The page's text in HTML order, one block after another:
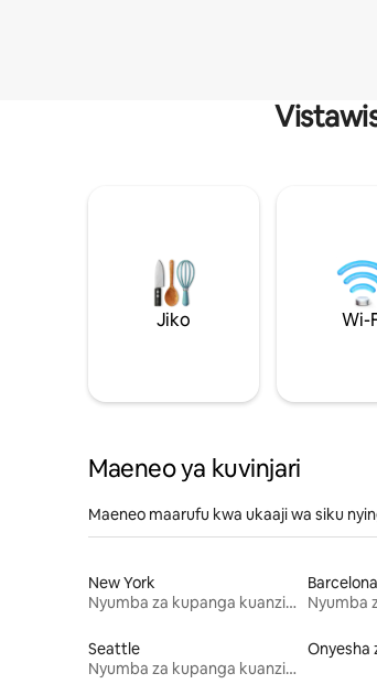
Jiko Wi-
Maeneo ya kuvinjari
Maeneo maarufu kwa ukaaji wa siku
New York
Nyumba za kupanga kuanzia mwezi mmoja
Barcelona
Seattle
Nyumba za kupanga kuanzia mwezi mmoja
Onyesha